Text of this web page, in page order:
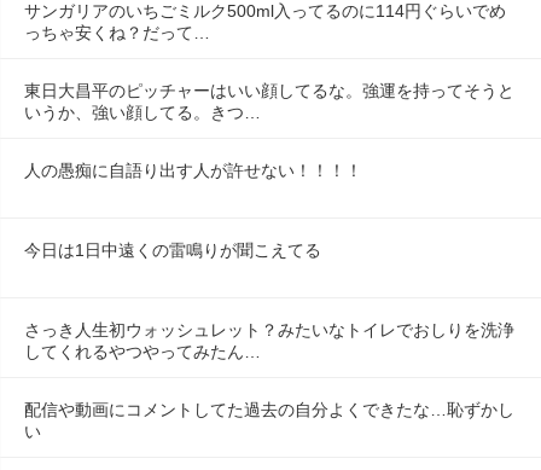
サンガリアのいちごミルク500ml入ってるのに114円ぐらいでめ
っちゃ安くね？だって…
東日大昌平のピッチャーはいい顔してるな。強運を持ってそうと
いうか、強い顔してる。きつ…
人の愚痴に自語り出す人が許せない！！！！
今日は1日中遠くの雷鳴りが聞こえてる
さっき人生初ウォッシュレット？みたいなトイレでおしりを洗浄
してくれるやつやってみたん…
配信や動画にコメントしてた過去の自分よくできたな…恥ずかし
い